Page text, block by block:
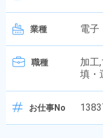
業種 電子
職種
加工
填・
お仕事No